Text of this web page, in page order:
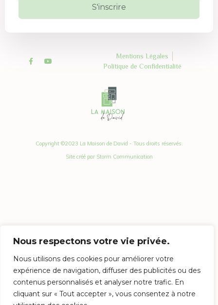
Nous respectons votre vie privée.
Nous utilisons des cookies pour améliorer votre
expérience de navigation, diffuser des publicités ou des
contenus personnalisés et analyser notre trafic. En
cliquant sur « Tout accepter », vous consentez à notre
S'inscrire
Mentions Légales
Politique de Confidentialité
Copyright ©2023 La Maison de David - Tous droits réservés.
Site créé par Storm Communication